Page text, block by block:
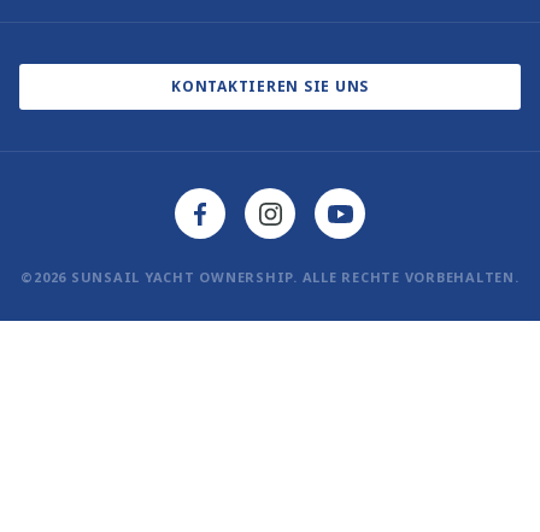
KONTAKTIEREN SIE UNS
©2026 SUNSAIL YACHT OWNERSHIP. ALLE RECHTE VORBEHALTEN.